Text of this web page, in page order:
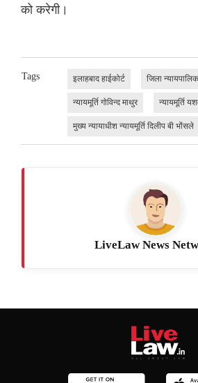
को करेगी।
Tags इलाहबाद हाईकोर्ट जिला
न्यायमूर्ति गोविन्द माथुर न्यायमूर्ति
मुख्य न्यायाधीश न्यायमूर्ति दिलीप बी भोंसले
LiveLaw News